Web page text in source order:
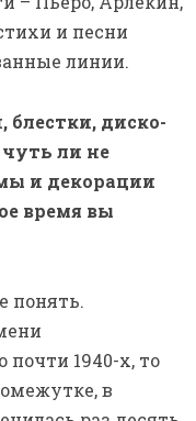
почти 1940-х, то
в
костюмы,
эпоху? Если
колечками,
отсекать все
Мы нашли
и декораций
думали над